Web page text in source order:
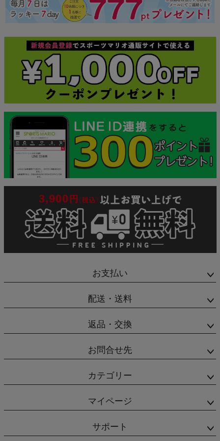
ジト
ップ
お支払い
配送・送料
返品・交換
お問合せ先
カテゴリー
マイページ
サポート